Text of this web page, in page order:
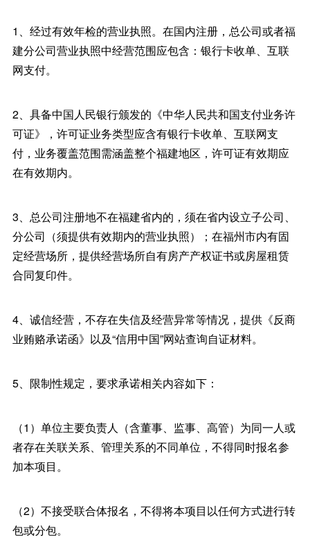
1、经过有效年检的营业执照。在国内注册，总公司或者福
建分公司营业执照中经营范围应包含：银行卡收单、互联
网支付。
2、具备中国人民银行颁发的《中华人民共和国支付业务许
可证》，许可证业务类型应含有银行卡收单、互联网支
付，业务覆盖范围需涵盖整个福建地区，许可证有效期应
在有效期内。
3、总公司注册地不在福建省内的，须在省内设立子公司、
分公司（须提供有效期内的营业执照）；在福州市内有固
定经营场所，提供经营场所自有房产产权证书或房屋租赁
合同复印件。
4、诚信经营，不存在失信及经营异常等情况，提供《反商
业贿赂承诺函》以及“信用中国”网站查询自证材料。
5、限制性规定，要求承诺相关内容如下：
（1）单位主要负责人（含董事、监事、高管）为同一人或
者存在关联关系、管理关系的不同单位，不得同时报名参
加本项目。
（2）不接受联合体报名，不得将本项目以任何方式进行转
包或分包。